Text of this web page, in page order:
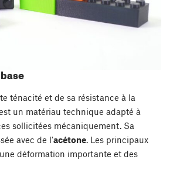
ténacité et de sa résistance à la
un matériau technique adapté à
sollicitées mécaniquement. Sa
avec de l'acétone. Les principaux
déformation importante et des